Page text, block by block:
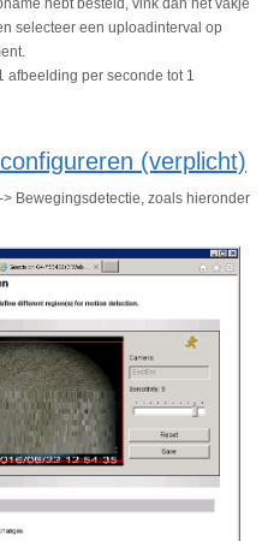
selecteer een uploadinterval op
afbeelding per seconde tot 1
(verplicht)
Bewegingsdetectie, zoals hieronder